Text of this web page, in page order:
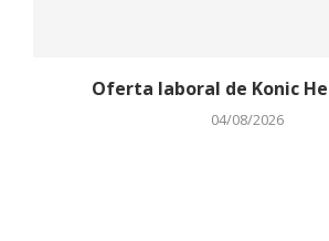
Oferta laboral de Konic
04/08/2026